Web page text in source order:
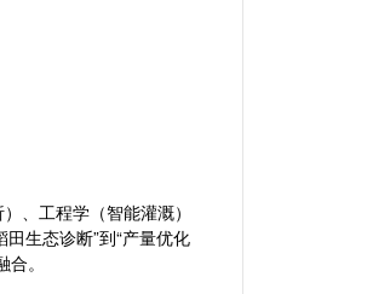
、工程学（智能灌溉）
生态诊断”到“产量优化
。